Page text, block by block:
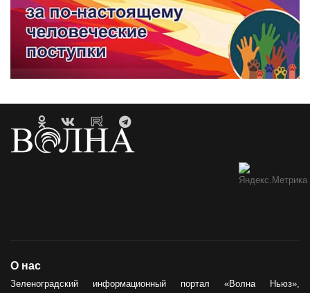
О нас
Зеленоградский информационный портал «Волна Ньюз»,